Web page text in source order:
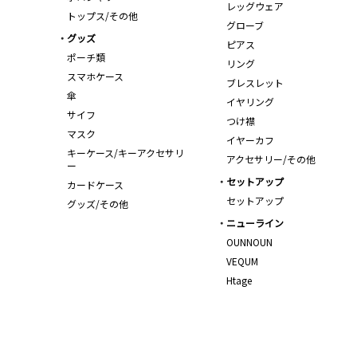
トップス/その他
レッグウェア
グローブ
ピアス
リング
ブレスレット
イヤリング
つけ襟
イヤーカフ
アクセサリー/その他
グッズ
ポーチ類
スマホケース
傘
サイフ
マスク
キーケース/キーアクセサリ
ー
カードケース
グッズ/その他
セットアップ
セットアップ
ニューライン
OUNNOUN
VEQUM
Htage